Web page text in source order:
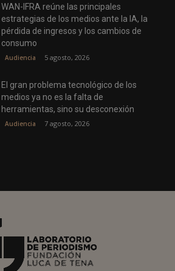
WAN-IFRA reúne las principales
estrategias de los medios ante la IA, la
pérdida de ingresos y los cambios de
consumo
Audiencia 5 agosto, 2026
El gran problema tecnológico de los
medios ya no es la falta de
herramientas, sino su desconexión
Audiencia 7 agosto, 2026